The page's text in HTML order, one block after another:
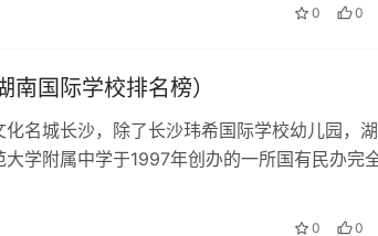
0 0
南国际学校排名榜）
名城长沙，除了长沙玮希国际学校幼儿园，
学附属中学于1997年创办的一所国有民办完
0 0